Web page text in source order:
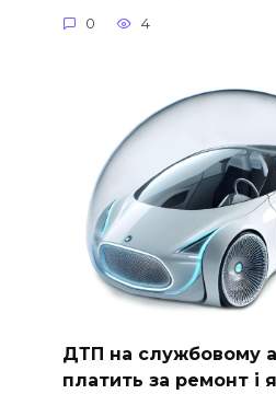
0 4
ДТП на службовому
платить за ремонт і